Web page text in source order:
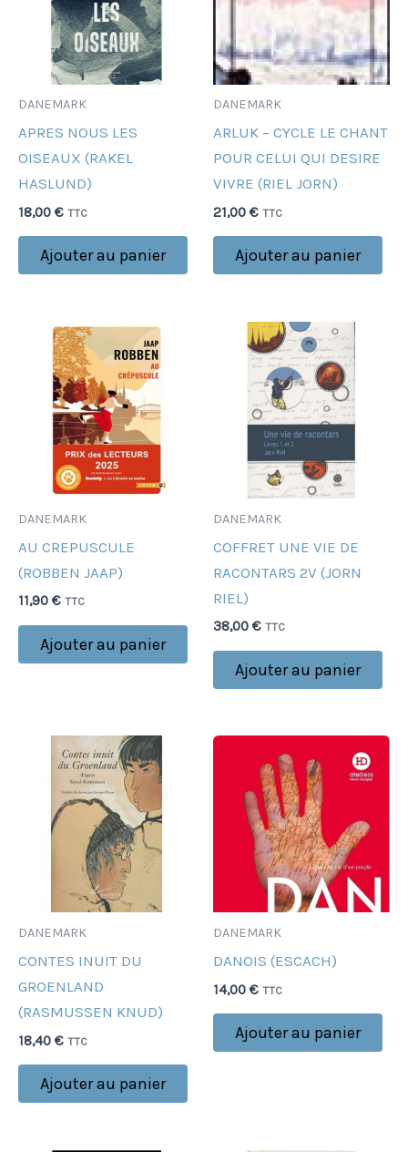
DANEMARK
APRES NOUS LES
OISEAUX (RAKEL
HASLUND)
18,00 € TTC
Ajouter au panier
DANEMARK
ARLUK – CYCLE LE CHANT
POUR CELUI QUI DESIRE
VIVRE (RIEL JORN)
21,00 € TTC
Ajouter au panier
DANEMARK
AU CREPUSCULE
(ROBBEN JAAP)
11,90 € TTC
Ajouter au panier
DANEMARK
COFFRET UNE VIE DE
RACONTARS 2V (JORN
RIEL)
38,00 € TTC
Ajouter au panier
DANEMARK
CONTES INUIT DU
GROENLAND
(RASMUSSEN KNUD)
18,40 € TTC
Ajouter au panier
DANEMARK
DANOIS (ESCACH)
14,00 € TTC
Ajouter au panier